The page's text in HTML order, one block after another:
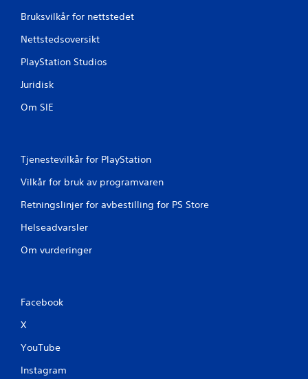
Bruksvilkår for nettstedet
Nettstedsoversikt
PlayStation Studios
Juridisk
Om SIE
Tjenestevilkår for PlayStation
Vilkår for bruk av programvaren
Retningslinjer for avbestilling for PS Store
Helseadvarsler
Om vurderinger
Facebook
X
YouTube
Instagram